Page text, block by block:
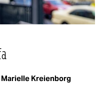
Marielle Kreienborg